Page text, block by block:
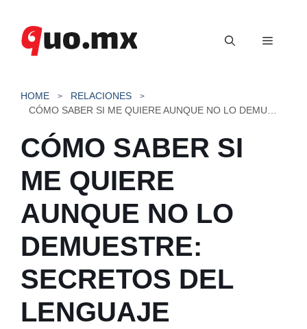
contenido
Menú
HOME
RELACIONES
CÓMO SABER SI
ME QUIERE
AUNQUE NO LO
DEMUESTRE:
SECRETOS DEL
LENGUAJE